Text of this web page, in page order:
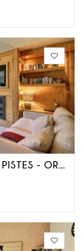
APPARTEMENT L'ORÉE DES PISTES - OREEGARDA